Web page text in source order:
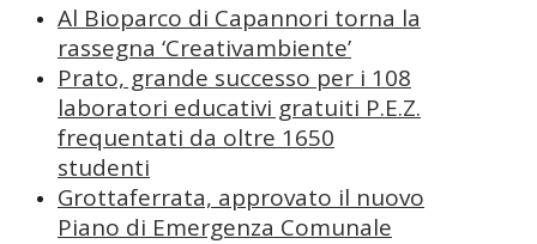
Al Bioparco di Capannori torna la
rassegna ‘Creativambiente’
Prato, grande successo per i 108
laboratori educativi gratuiti P.E.Z.
frequentati da oltre 1650
studenti
Grottaferrata, approvato il nuovo
Piano di Emergenza Comunale